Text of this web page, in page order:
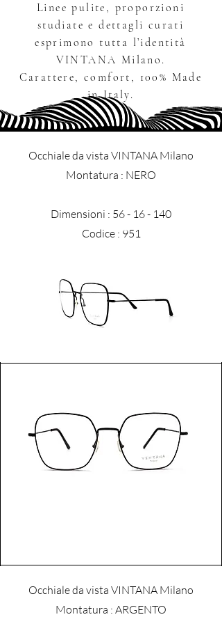
Linee pulite, proporzioni
studiate e dettagli curati
esprimono tutta l’identità
VINTANA Milano.
Carattere, comfort, 100% Made
in Italy.
Occhiale da vista VINTANA Milano
​Montatura : NERO
Dimensioni : 56 - 16 - 140
Codice : 951
Occhiale da vista VINTANA Milano
​Montatura : ARGENTO